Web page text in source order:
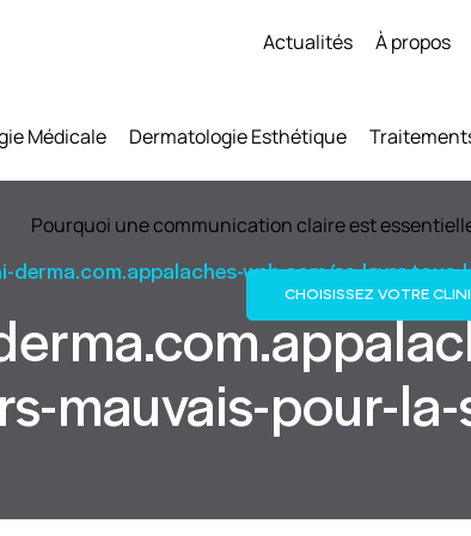
Actualités À propos
Médicale Dermatologie Esthétique
Pourquoi une communication claire est
CHOISISSEZ VOTRE
web.com/se-laver-
mauvais-pour-